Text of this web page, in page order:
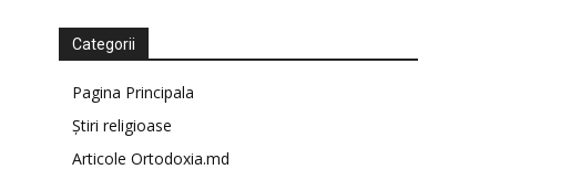
Categorii
Pagina Principala
Știri religioase
Articole Ortodoxia.md